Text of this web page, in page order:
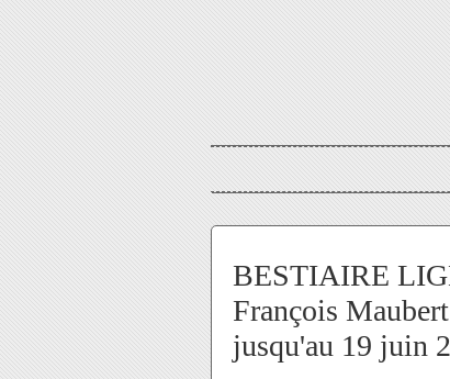
BESTIAIRE
François
jusqu'au 19 juin